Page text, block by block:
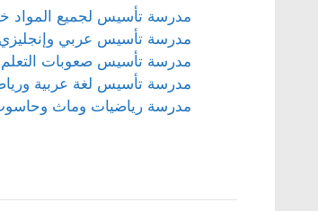
مدرسة تأسيس لجميع المواد
مدرسة تأسيس عربي
مدرسة تأسيس صعوبات التعلم
مدرسة تأسيس لغة عربية
مدرسة رياضيات وماث وحاسوب